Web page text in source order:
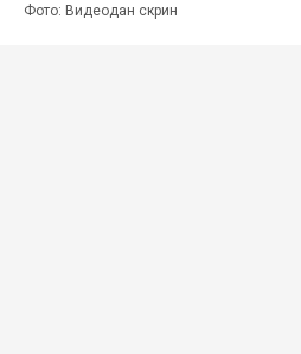
Фото: Видеодан скрин